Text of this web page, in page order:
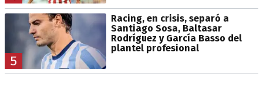
5
Racing, en crisis, separó a
Santiago Sosa, Baltasar
Rodríguez y García Basso del
plantel profesional